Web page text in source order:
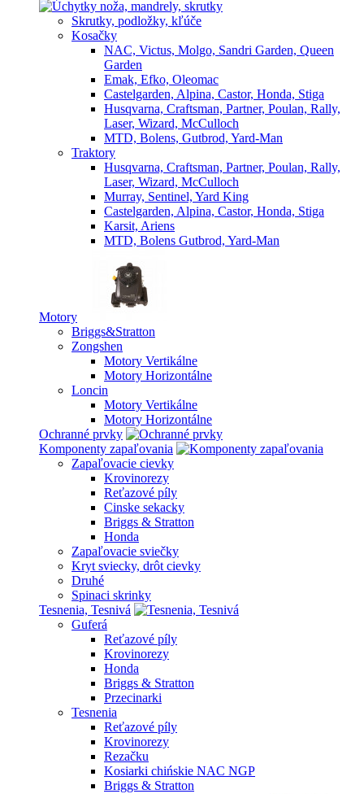
Skrutky, podložky, kľúče
Kosačky
NAC, Victus, Molgo, Sandri Garden, Queen
Garden
Emak, Efko, Oleomac
Castelgarden, Alpina, Castor, Honda, Stiga
Husqvarna, Craftsman, Partner, Poulan, Rally,
Laser, Wizard, McCulloch
MTD, Bolens, Gutbrod, Yard-Man
Traktory
Husqvarna, Craftsman, Partner, Poulan, Rally,
Laser, Wizard, McCulloch
Murray, Sentinel, Yard King
Castelgarden, Alpina, Castor, Honda, Stiga
Karsit, Ariens
MTD, Bolens Gutbrod, Yard-Man
Motory
Briggs&Stratton
Zongshen
Motory Vertikálne
Motory Horizontálne
Loncin
Motory Vertikálne
Motory Horizontálne
Ochranné prvky
Komponenty zapaľovania
Zapaľovacie cievky
Krovinorezy
Reťazové píly
Cinske sekacky
Briggs & Stratton
Honda
Zapaľovacie sviečky
Kryt sviecky, drôt cievky
Druhé
Spinaci skrinky
Tesnenia, Tesnivá
Guferá
Reťazové píly
Krovinorezy
Honda
Briggs & Stratton
Przecinarki
Tesnenia
Reťazové píly
Krovinorezy
Rezačku
Kosiarki chińskie NAC NGP
Briggs & Stratton